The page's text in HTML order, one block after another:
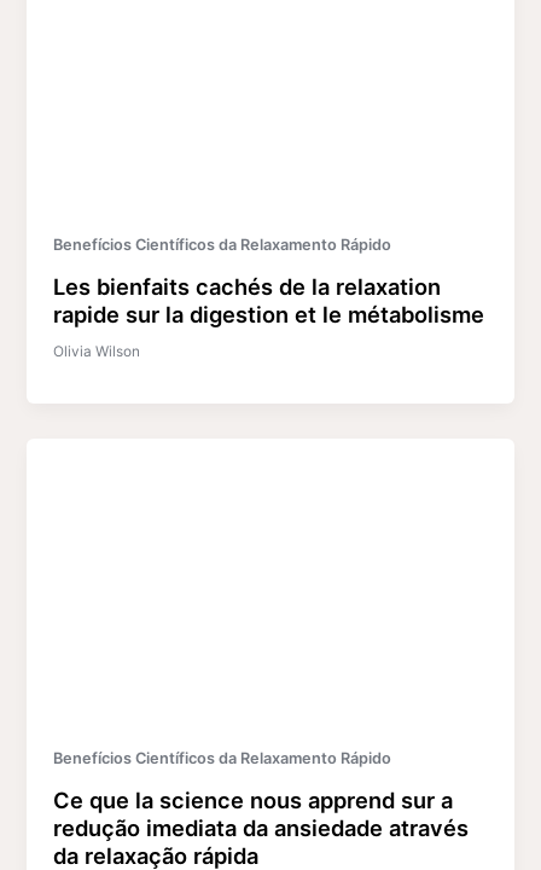
Benefícios Científicos da Relaxamento Rápido
Les bienfaits cachés de la relaxation
rapide sur la digestion et le métabolisme
Olivia Wilson
Benefícios Científicos da Relaxamento Rápido
Ce que la science nous apprend sur a
redução imediata da ansiedade através
da relaxação rápida